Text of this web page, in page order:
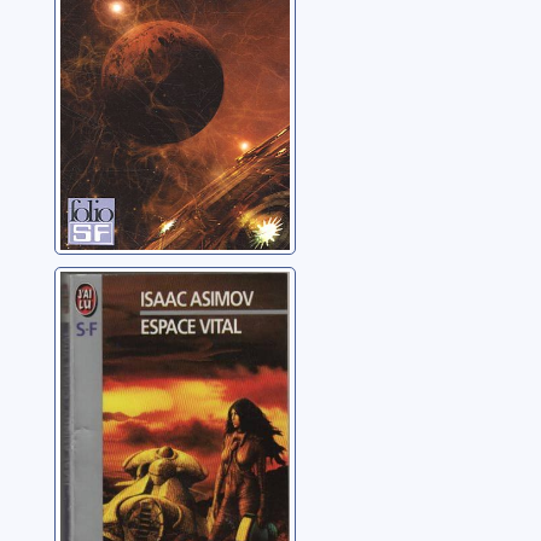
foudroyée
Asimov, Isaac
Espace vital
Asimov, Isaac